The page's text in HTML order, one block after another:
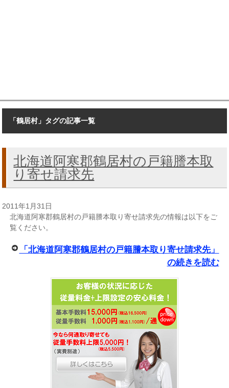
「鶴居村」タグの記事一覧
北海道阿寒郡鶴居村の戸籍謄本取
り寄せ請求先
2011年1月31日
北海道阿寒郡鶴居村の戸籍謄本取り寄せ請求先の情報は以下をご
覧ください。
「北海道阿寒郡鶴居村の戸籍謄本取り寄せ請求先」
の続きを読む